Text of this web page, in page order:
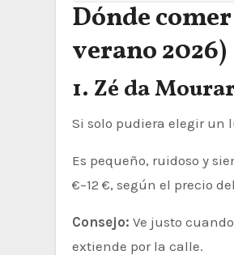
Dónde
verano 2026)
1. Zé da
Si solo pudiera elegir un
Es pequeño, ruidoso y
€–12 €, según el precio
Consejo: Ve justo
extiende por la calle.